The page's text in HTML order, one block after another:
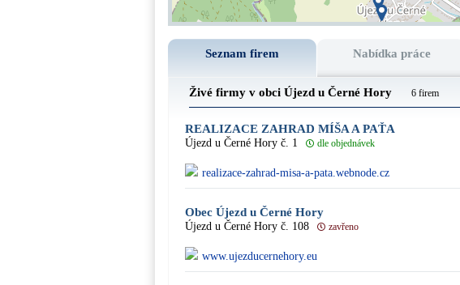
Seznam firem Nabídka práce
Živé firmy v obci Újezd u Černé Hory 6 firem
REALIZACE ZAHRAD MÍŠA A PAŤA
Újezd u Černé Hory č. 1 dle objednávek
realizace-zahrad-misa-a-pata.webnode.cz
Obec Újezd u Černé Hory
Újezd u Černé Hory č. 108 zavřeno
www.ujezducernehory.eu